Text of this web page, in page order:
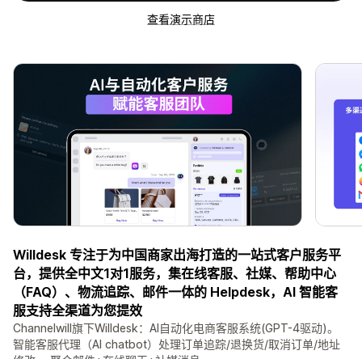
查看演示商店
Willdesk 专注于为中国商家出海打造的一站式客户服务平
台，提供全中文1对1服务，集在线客服、社媒、帮助中心
（FAQ）、物流追踪、邮件一体的 Helpdesk，AI 智能客
服支持全渠道为您提效
Channelwill旗下Willdesk：AI自动化电商客服系统(GPT-4驱动)。
智能客服代理（AI chatbot）处理订单追踪/退换货/取消订单/地址